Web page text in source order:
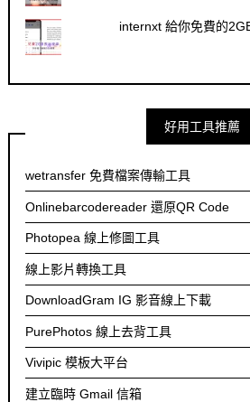
internxt 給你免費的
好用工具推薦
wetransfer 免費檔案傳輸工具
Onlinebarcodereader 還原QR Code
Photopea 線上修圖工具
線上影片轉換工具
DownloadGram IG 影音線上下載
PurePhotos 線上去背工具
Vivipic 模板大平台
建立臨時 Gmail 信箱